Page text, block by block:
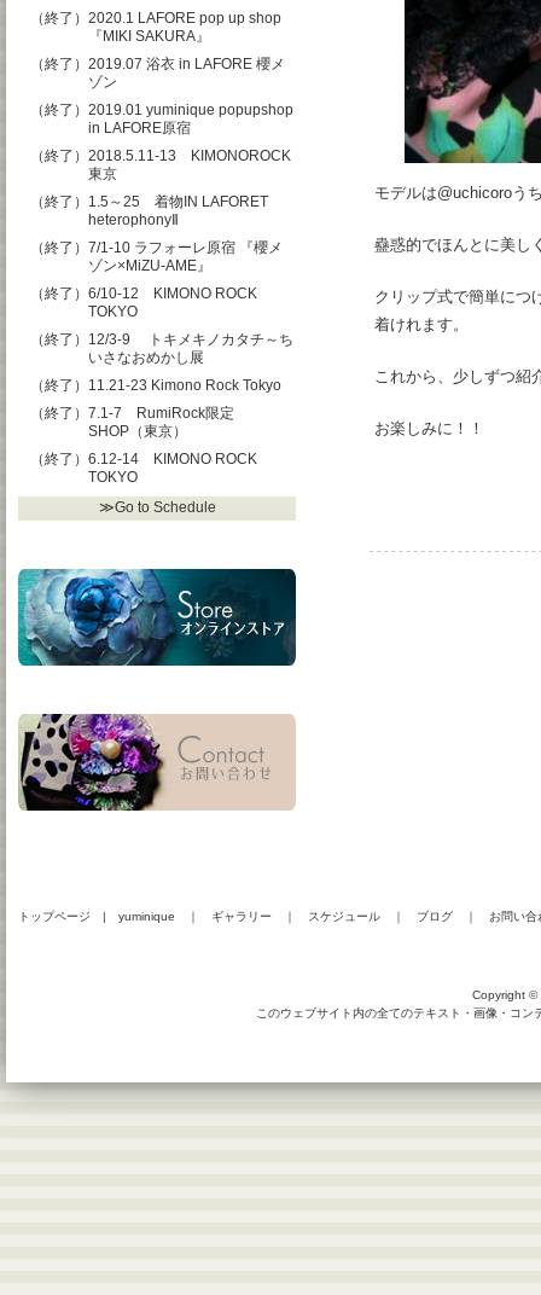
モデルは@uchicoroう
蠱惑的でほんとに美し
クリップ式で簡単につ
着けれます。
これから、少しずつ紹
お楽しみに！！
（終了）2020.1 LAFORE pop up shop
『MIKI SAKURA』
（終了）2019.07 浴衣 in LAFORE 櫻メ
ゾン
（終了）2019.01 yuminique popupshop
in LAFORE原宿
（終了）2018.5.11-13 KIMONOROCK
東京
（終了）1.5～25 着物IN LAFORET
heterophonyⅡ
（終了）7/1-10 ラフォーレ原宿 『櫻メ
ゾン×MiZU-AME』
（終了）6/10-12 KIMONO ROCK
TOKYO
（終了）12/3-9 トキメキノカタチ～ち
いさなおめかし展
（終了）11.21-23 Kimono Rock Tokyo
（終了）7.1-7 RumiRock限定
SHOP（東京）
（終了）6.12-14 KIMONO ROCK
TOKYO
≫Go to Schedule
トップページ | yuminique ｜ ギャラリー ｜ スケジュール ｜ ブログ ｜ お問い合
Copyright ©
このウェブサイト内の全てのテキスト・画像・コ